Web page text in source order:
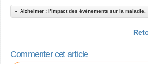
Alzheimer : l’impact des événements sur la maladie.
Commenter cet article